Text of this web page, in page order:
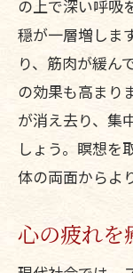
の上で深い呼吸
穏が一層増しま
り、筋肉が緩ん
の効果も高まり
が消え去り、集
しょう。瞑想を
体の両面からよ
心の疲れを